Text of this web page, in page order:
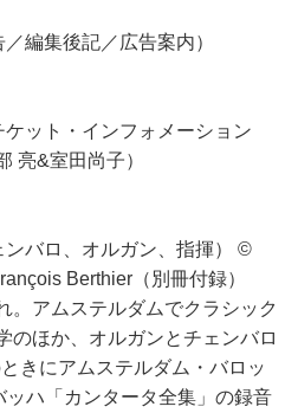
編集後記／広告案内）
ット・インフォメーション
亮&室田尚子）
バロ、オルガン、指揮） ©
Berthier（別冊付録）
。アムステルダムでクラシック
のほか、オルガンとチェンバロ
きにアムステルダム・バロッ
ッハ「カンタータ全集」の録音